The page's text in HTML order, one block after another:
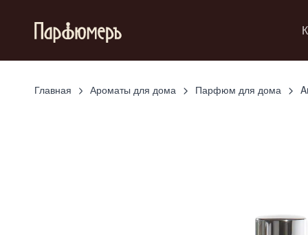
Главная Ароматы для дома Парфюм для дома